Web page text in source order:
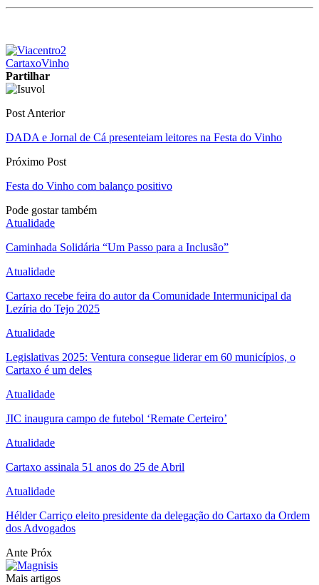
CartaxoVinho
Partilhar
Post Anterior
DADA e Jornal de Cá presenteiam leitores na Festa do Vinho
Próximo Post
Festa do Vinho com balanço positivo
Pode gostar também
Atualidade
Caminhada Solidária “Um Passo para a Inclusão”
Atualidade
Cartaxo recebe feira do autor da Comunidade Intermunicipal da
Lezíria do Tejo 2025
Atualidade
Legislativas 2025: Ventura consegue liderar em 60 municípios, o
Cartaxo é um deles
Atualidade
JIC inaugura campo de futebol ‘Remate Certeiro’
Atualidade
Cartaxo assinala 51 anos do 25 de Abril
Atualidade
Hélder Carriço eleito presidente da delegação do Cartaxo da Ordem
dos Advogados
Ante Próx
Mais artigos